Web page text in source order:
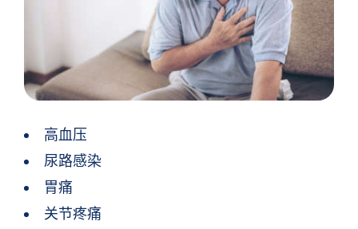
高血压
尿路感染
胃痛
关节疼痛